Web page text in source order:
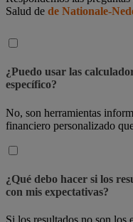
Salud de de Nationale-
¿Puedo usar las
específico?
No, son herramientas
financiero personalizado
¿Qué debo hacer si los
con mis expectativas?
Si los resultados no son los